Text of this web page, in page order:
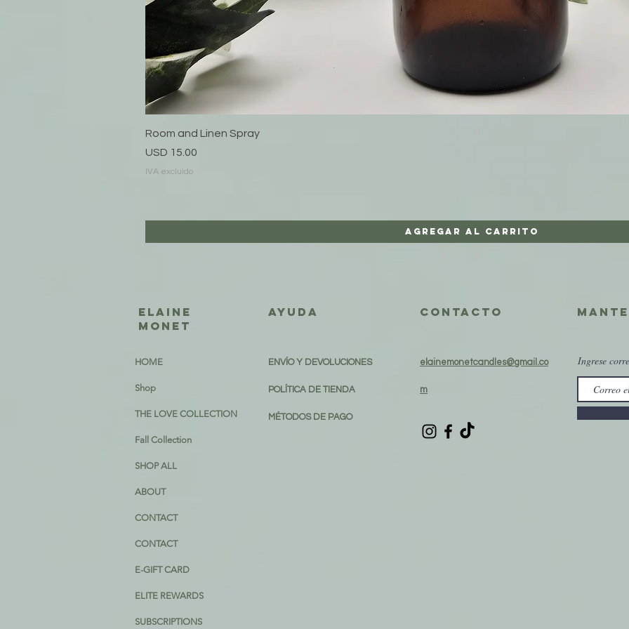
Room and Linen Spray
Precio
USD 15.00
IVA excluido
Agregar al carrito
Elaine
Monet
HOME
Shop
THE LOVE COLLECTION
Fall Collection
SHOP ALL
ABOUT
CONTACT
CONTACT
E-GIFT CARD
ELITE REWARDS
SUBSCRIPTIONS
AYUDA
ENVÍO Y DEVOLUCIONES
POLÍTICA DE TIENDA
MÉTODOS DE PAGO
CONTACTO
elainemonetcandles@gmail.co
m
Ingrese